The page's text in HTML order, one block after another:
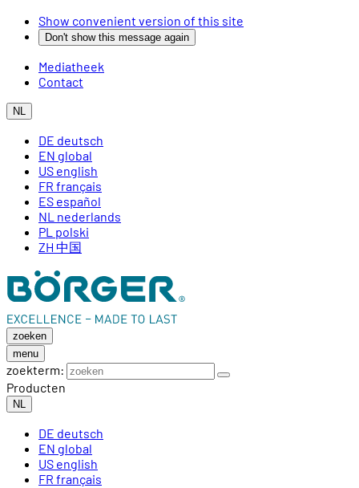
Show convenient version of this site
Don't show this message again
Mediatheek
Contact
NL
DE deutsch
EN global
US english
FR français
ES español
NL nederlands
PL polski
ZH 中国
zoeken
menu
zoekterm:
Producten
NL
DE deutsch
EN global
US english
FR français